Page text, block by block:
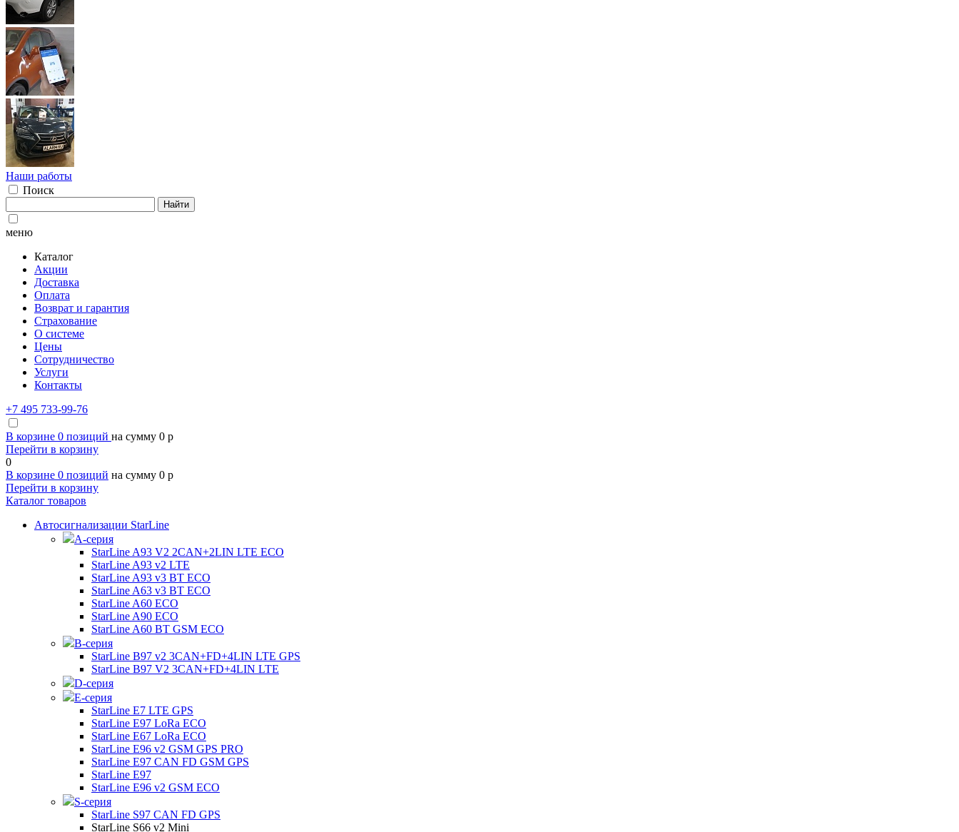
Наши работы
Поиск
Найти
меню
Каталог
Акции
Доставка
Оплата
Возврат и гарантия
Страхование
О системе
Цены
Сотрудничество
Услуги
Контакты
+7 495 733-99-76
В корзине 0 позиций на сумму 0 p
Перейти в корзину
0
В корзине 0 позиций на сумму 0 p
Перейти в корзину
Каталог товаров
Автосигнализации StarLine
А-серия
StarLine A93 V2 2CAN+2LIN LTE ECO
StarLine A93 v2 LTE
StarLine A93 v3 BT ECO
StarLine A63 v3 BT ECO
StarLine A60 ECO
StarLine A90 ECO
StarLine A60 BT GSM ECO
B-серия
StarLine B97 v2 3CAN+FD+4LIN LTE GPS
StarLine B97 V2 3CAN+FD+4LIN LTE
D-серия
E-серия
StarLine E7 LTE GPS
StarLine E97 LoRa ECO
StarLine E67 LoRa ECO
StarLine E96 v2 GSM GPS PRO
StarLine E97 CAN FD GSM GPS
StarLine E97
StarLine E96 v2 GSM ECO
S-серия
StarLine S97 CAN FD GPS
StarLine S66 v2 Mini